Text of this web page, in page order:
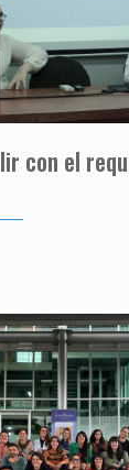
con el